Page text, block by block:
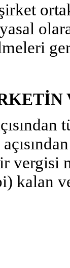
vergisi
kalan